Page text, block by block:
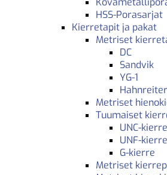
HSS-Porasarjat
Kierretapit ja pakat
Metriset
DC
Sandvik
YG-1
Hahnreiter
Metriset
Tuumaiset
UNC-kierre
UNF-kierre
G-kierre
Metriset